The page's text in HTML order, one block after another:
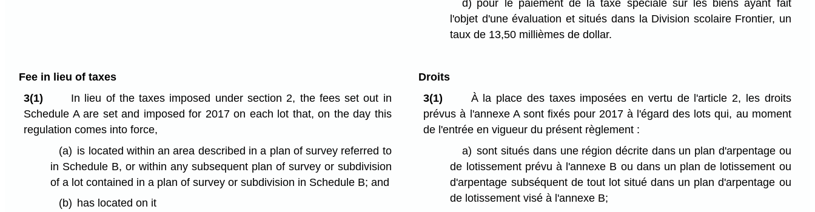
d) pour le paiement de la taxe spéciale sur les biens ayant fait
l'objet d'une évaluation et situés dans la Division scolaire Frontier, un
taux de 13,50 millièmes de dollar.
Fee in lieu of taxes
3(1)
In lieu of the taxes imposed under section 2, the fees set out in
Schedule A are set and imposed for 2017 on each lot that, on the day this
regulation comes into force,
(a) is located within an area described in a plan of survey referred to
in Schedule B, or within any subsequent plan of survey or subdivision
of a lot contained in a plan of survey or subdivision in Schedule B; and
(b) has located on it
Droits
3(1)
À la place des taxes imposées en vertu de l'article 2, les droits
prévus à l'annexe A sont fixés pour 2017 à l'égard des lots qui, au moment
de l'entrée en vigueur du présent règlement :
a) sont situés dans une région décrite dans un plan d'arpentage ou
de lotissement prévu à l'annexe B ou dans un plan de lotissement ou
d'arpentage subséquent de tout lot situé dans un plan d'arpentage ou
de lotissement visé à l'annexe B;